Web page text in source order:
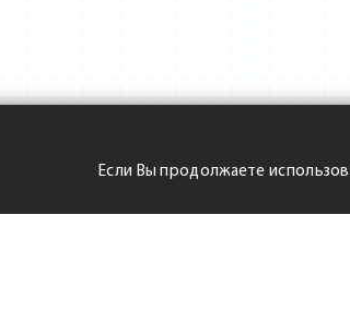
Если Вы продолжаете